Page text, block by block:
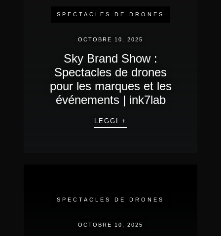
SPECTACLES DE DRONES
OCTOBRE 10, 2025
Sky Brand Show :
Spectacles de drones
pour les marques et les
événements | ink7lab
LEGGI +
SPECTACLES DE DRONES
OCTOBRE 10, 2025